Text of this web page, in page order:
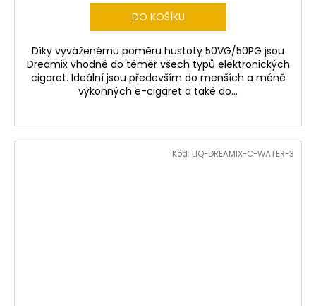
DO KOŠÍKU
Díky vyváženému poměru hustoty 50VG/50PG jsou
Dreamix vhodné do téměř všech typů elektronických
cigaret. Ideální jsou především do menších a méně
výkonných e-cigaret a také do...
Kód: LIQ-DREAMIX-C-WATER-3